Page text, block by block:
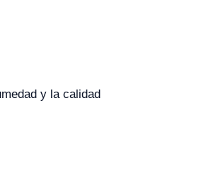
y la calidad